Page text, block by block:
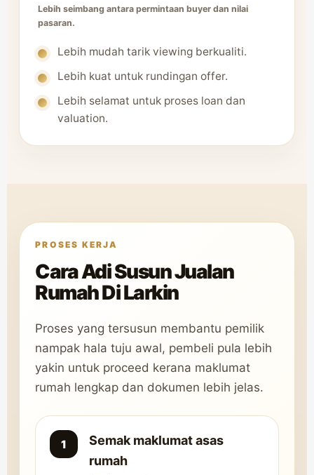
Lebih seimbang antara permintaan buyer dan nilai
pasaran.
Lebih mudah tarik viewing berkualiti.
Lebih kuat untuk rundingan offer.
Lebih selamat untuk proses loan dan
valuation.
PROSES KERJA
Cara Adi Susun Jualan
Rumah Di Larkin
Proses yang tersusun membantu pemilik
nampak hala tuju awal, pembeli pula lebih
yakin untuk proceed kerana maklumat
rumah lengkap dan dokumen lebih jelas.
Semak maklumat asas
rumah